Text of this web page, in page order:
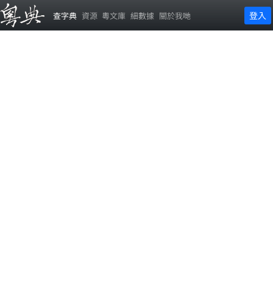
查字典 資源 粵文庫 細數據 關於我哋 登入